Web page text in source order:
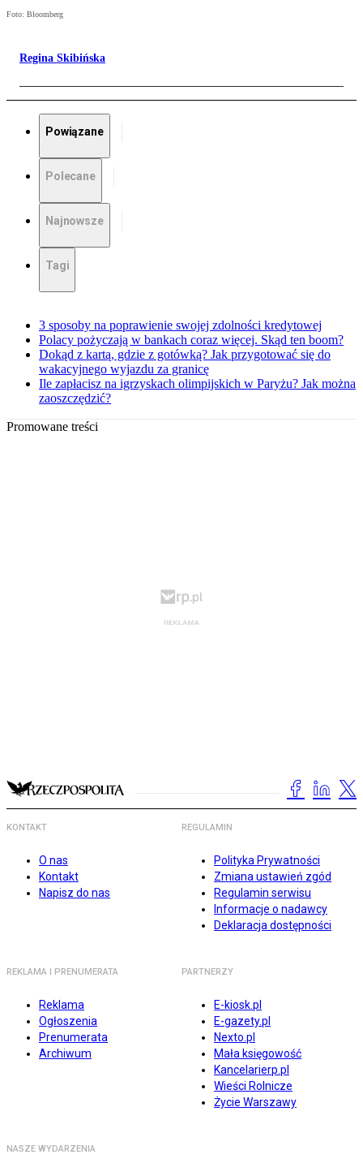
Foto: Bloomberg
Regina Skibińska
Powiązane
Polecane
Najnowsze
Tagi
3 sposoby na poprawienie swojej zdolności kredytowej
Polacy pożyczają w bankach coraz więcej. Skąd ten boom?
Dokąd z kartą, gdzie z gotówką? Jak przygotować się do
wakacyjnego wyjazdu za granicę
Ile zapłacisz na igrzyskach olimpijskich w Paryżu? Jak można
zaoszczędzić?
Promowane treści
KONTAKT
O nas
Kontakt
Napisz do nas
REGULAMIN
Polityka Prywatności
Zmiana ustawień zgód
Regulamin serwisu
Informacje o nadawcy
Deklaracja dostępności
REKLAMA I PRENUMERATA
Reklama
Ogłoszenia
Prenumerata
Archiwum
PARTNERZY
E-kiosk.pl
E-gazety.pl
Nexto.pl
Mała księgowość
Kancelarierp.pl
Wieści Rolnicze
Życie Warszawy
NASZE WYDARZENIA